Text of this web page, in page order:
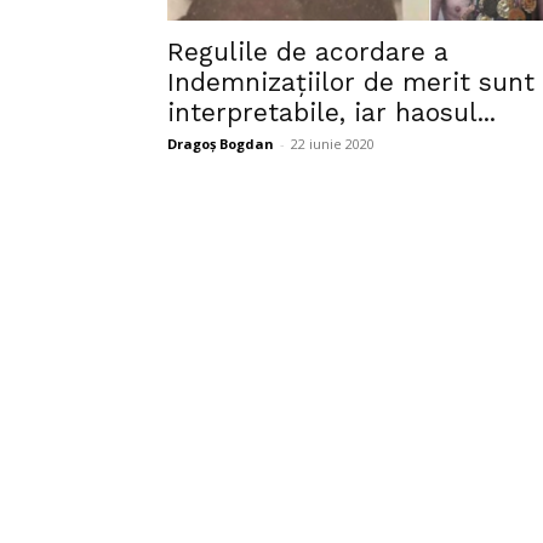
Regulile de acordare a
Indemnizațiilor de merit sunt
interpretabile, iar haosul...
Dragoș Bogdan - 22 iunie 2020